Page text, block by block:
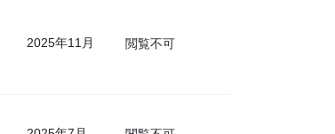
2025年11月 閲覧不可